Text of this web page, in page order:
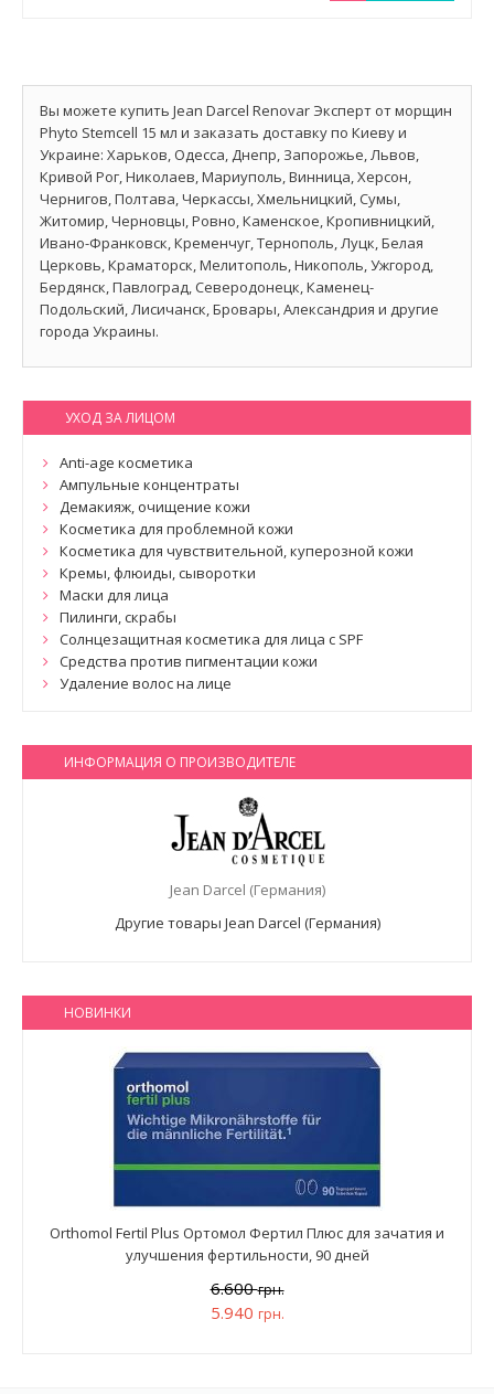
Вы можете купить Jean Darcel Renovar Эксперт от морщин
Phyto Stemcell 15 мл и заказать доставку по Киеву и
Украине: Харьков, Одесса, Днепр, Запорожье, Львов,
Кривой Рог, Николаев, Мариуполь, Винница, Херсон,
Чернигов, Полтава, Черкассы, Хмельницкий, Сумы,
Житомир, Черновцы, Ровно, Каменское, Кропивницкий,
Ивано-Франковск, Кременчуг, Тернополь, Луцк, Белая
Церковь, Краматорск, Мелитополь, Никополь, Ужгород,
Бердянск, Павлоград, Северодонецк, Каменец-
Подольский, Лисичанск, Бровары, Александрия и другие
города Украины.
УХОД ЗА ЛИЦОМ
Anti-age косметика
Ампульные концентраты
Демакияж, очищение кожи
Косметика для проблемной кожи
Косметика для чувствительной, куперозной кожи
Кремы, флюиды, сыворотки
Маски для лица
Пилинги, скрабы
Солнцезащитная косметика для лица с SPF
Средства против пигментации кожи
Удаление волос на лице
ИНФОРМАЦИЯ О ПРОИЗВОДИТЕЛЕ
Jean Darcel (Германия)
Другие товары Jean Darcel (Германия)
НОВИНКИ
Orthomol Fertil Plus Ортомол Фертил Плюс для зачатия и
улучшения фертильности, 90 дней
6.600грн.
5.940 грн.